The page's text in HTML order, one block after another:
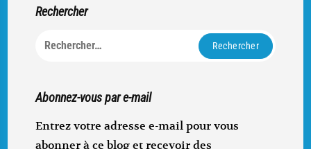
Rechercher
Rechercher :
Abonnez-vous par e-mail
Entrez votre adresse e-mail pour vous
abonner à ce blog et recevoir des